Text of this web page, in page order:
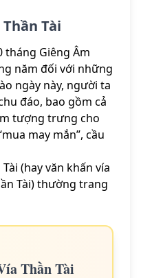
Tài
tháng Giêng Âm
năm đối với những
ngày này, người ta
đáo, bao gồm cả
tượng trưng cho
may mắn”, cầu
(hay văn khấn vía
Tài) thường trang
Thần Tài